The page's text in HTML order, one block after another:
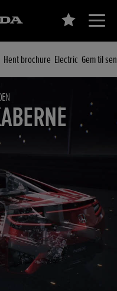
Hent brochure Electric Gem til